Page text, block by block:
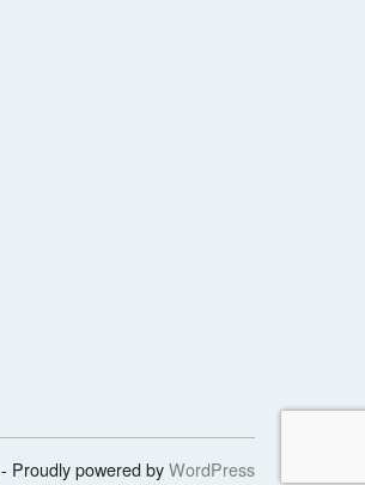
- Proudly powered byWordPress